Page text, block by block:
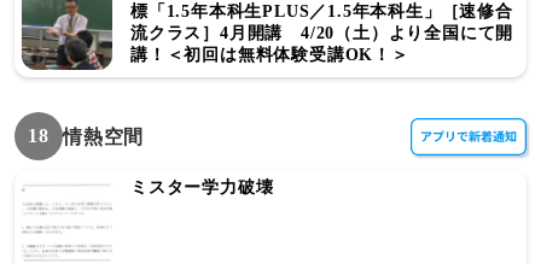
標「1.5年本科生PLUS／1.5年本科生」［速修合
流クラス］4月開講 4/20（土）より全国にて開
講！＜初回は無料体験受講OK！＞
18 情熱空間
ミスター学力破壊